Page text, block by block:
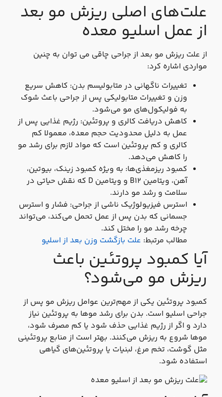
علت‌های اصلی ریزش مو بعد
از عمل اسلیو معده
از علت ریزش مو بعد از جراحی چاقی می توان به چنین
مواردی اشاره کرد:
تغییرات ناگهانی در متابولیسم بدن: کاهش سریع
وزن و تغییرات متابولیکی پس از جراحی باعث شوک
به فولیکول‌های مو می‌شود.
کاهش دریافت کالری و پروتئین: رژیم غذایی پس از
عمل به دلیل محدودیت حجم معده، معمولا کم‌
کالری و کم‌ پروتئین است که مواد لازم برای رشد مو
را کاهش می‌دهد.
کمبود ریزمغذی‌ها: به ویژه کمبود زینک، بیوتین،
آهن، ویتامین B12 و ویتامین D که نقش حیاتی در
سلامت و رشد مو دارند.
استرس فیزیولوژیک ناشی از جراحی: فشار و استرس
جسمانی که بدن پس از عمل تحمل می‌کند، می‌تواند
چرخه رشد مو را مختل کند.
مطالب مرتبط:علت بازگشت وزن بعد از اسلیو
آیا کمبود پروتئین باعث
ریزش مو می‌شود؟
کمبود پروتئین یکی از مهم‌ترین عوامل ریزش مو پس از
جراحی اسلیو است. بدن برای رشد موها به پروتئین نیاز
دارد و اگر از رژیم غذایی حذف شود یا کم مصرف شود،
موها شروع به ریزش می‌کنند. بهتر است از منابع پروتئینی
مثل گوشت، تخم‌ مرغ، لبنیات یا پروتئین‌های گیاهی
استفاده شود.